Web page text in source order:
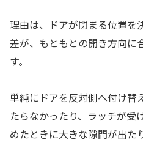
理由は、ドアが閉まる位置を
差が、もともとの開き方向に
す。
単純にドアを反対側へ付け替
たらなかったり、ラッチが受
めたときに大きな隙間が出た